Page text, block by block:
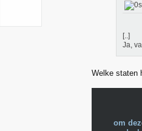
[..]
Ja,
Welke staten
om